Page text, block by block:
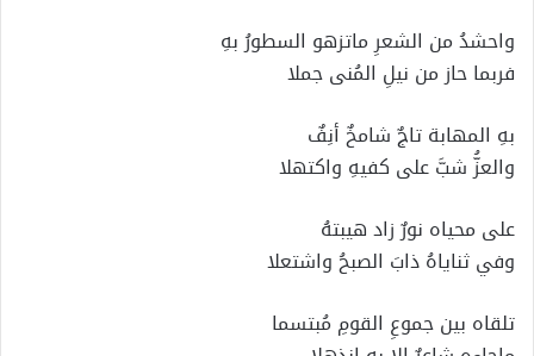
واحشدُ من الشعرِ ماتزهو السطورُ بهِ
فربما حاز من نيلِ المُنى جملا
بهِ المهابة تاجٌ شامخٌ أنِفٌ
والعزُّ شبَّ على كفيهِ واكتهلا
على محياه نورٌ زاد هيبتهُ
وفي ثناياهُ ذابَ الصبحُ واشتعلا
تلقاه بين جموعِ القومِ مُبتسما